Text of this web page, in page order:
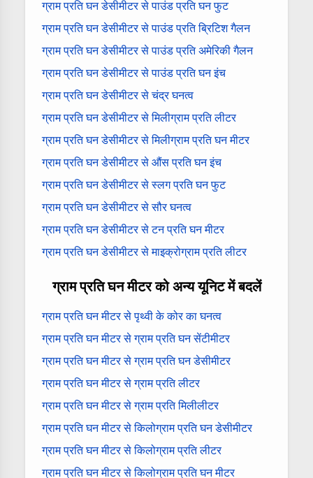
ग्राम प्रति घन डेसीमीटर से पाउंड प्रति घन फुट
ग्राम प्रति घन डेसीमीटर से पाउंड प्रति ब्रिटिश गैलन
ग्राम प्रति घन डेसीमीटर से पाउंड प्रति अमेरिकी गैलन
ग्राम प्रति घन डेसीमीटर से पाउंड प्रति घन इंच
ग्राम प्रति घन डेसीमीटर से चंद्र घनत्व
ग्राम प्रति घन डेसीमीटर से मिलीग्राम प्रति लीटर
ग्राम प्रति घन डेसीमीटर से मिलीग्राम प्रति घन मीटर
ग्राम प्रति घन डेसीमीटर से औंस प्रति घन इंच
ग्राम प्रति घन डेसीमीटर से स्लग प्रति घन फुट
ग्राम प्रति घन डेसीमीटर से सौर घनत्व
ग्राम प्रति घन डेसीमीटर से टन प्रति घन मीटर
ग्राम प्रति घन डेसीमीटर से माइक्रोग्राम प्रति लीटर
ग्राम प्रति घन मीटर को अन्य यूनिट में बदलें
ग्राम प्रति घन मीटर से पृथ्वी के कोर का घनत्व
ग्राम प्रति घन मीटर से ग्राम प्रति घन सेंटीमीटर
ग्राम प्रति घन मीटर से ग्राम प्रति घन डेसीमीटर
ग्राम प्रति घन मीटर से ग्राम प्रति लीटर
ग्राम प्रति घन मीटर से ग्राम प्रति मिलीलीटर
ग्राम प्रति घन मीटर से किलोग्राम प्रति घन डेसीमीटर
ग्राम प्रति घन मीटर से किलोग्राम प्रति लीटर
ग्राम प्रति घन मीटर से किलोग्राम प्रति घन मीटर